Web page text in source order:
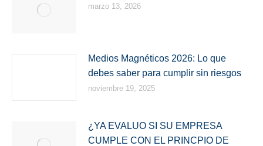
marzo 13, 2026
Medios Magnéticos 2026: Lo que
debes saber para cumplir sin riesgos
noviembre 19, 2025
¿YA EVALUO SI SU EMPRESA
CUMPLE CON EL PRINCPIO DE